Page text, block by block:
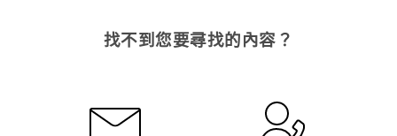
找不到您要尋找的內容？